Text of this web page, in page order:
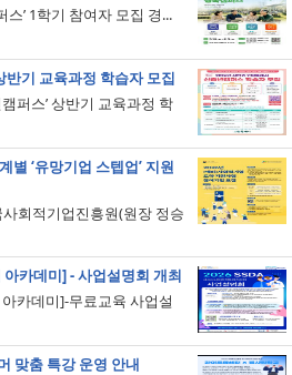
’ 1학기 참여자 모집 경...
반기 교육과정 학습자 모집
퍼스’ 상반기 교육과정 학
별 ‘유망기업 스텝업’ 지원
회적기업진흥원(원장 정승
카데미] - 사업설명회 개최
카데미]-무료교육 사업설
맞춤 특강 운영 안내